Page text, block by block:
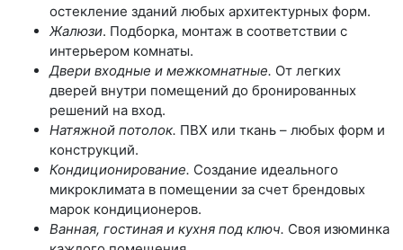
остекление зданий любых архитектурных форм.
Жалюзи. Подборка, монтаж в соответствии с
интерьером комнаты.
Двери входные и межкомнатные. От легких
дверей внутри помещений до бронированных
решений на вход.
Натяжной потолок. ПВХ или ткань – любых форм и
конструкций.
Кондиционирование. Создание идеального
микроклимата в помещении за счет брендовых
марок кондиционеров.
Ванная, гостиная и кухня под ключ. Своя изюминка